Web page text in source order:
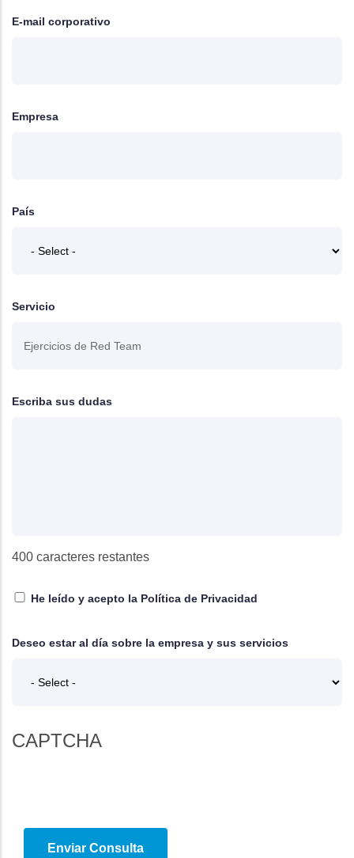
E-mail corporativo
Empresa
País
Servicio
Escriba sus dudas
400 caracteres restantes
He leído y acepto la Política de Privacidad
Deseo estar al día sobre la empresa y sus servicios
CAPTCHA